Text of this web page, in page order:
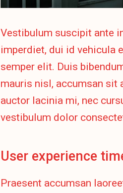
Vestibulum suscipit ante
imperdiet, dui id vehicula
semper elit. Duis
mauris nisl, accumsan sit
auctor lacinia mi, nec
vestibulum dolor
User experience
Praesent accumsan